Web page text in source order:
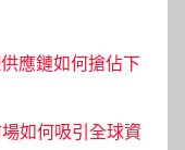
應鏈如何搶佔下
如何吸引全球資